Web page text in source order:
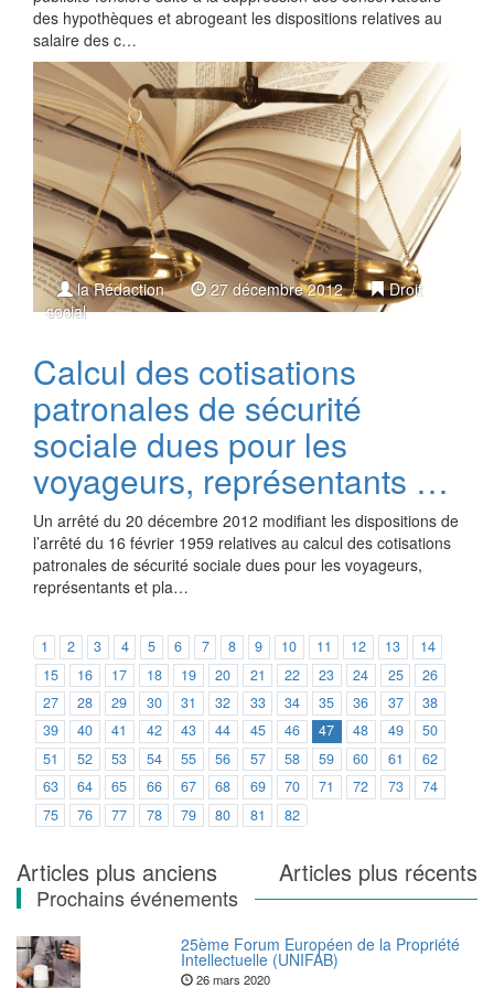
des hypothèques et abrogeant les dispositions relatives au
salaire des c…
la Rédaction 27 décembre 2012
Droit
social
Calcul des cotisations
patronales de sécurité
sociale dues pour les
voyageurs, représentants …
Un arrêté du 20 décembre 2012 modifiant les dispositions de
l’arrêté du 16 février 1959 relatives au calcul des cotisations
patronales de sécurité sociale dues pour les voyageurs,
représentants et pla…
1 2 3 4 5 6 7 8 9 10 11 12 13
14
15
16 17 18 19 20 21 22 23 24 25
26
27
28 29 30 31 32 33 34 35 36 37
38
39
40 41 42 43 44 45 46 47 48 49
50
51
52 53 54 55 56 57 58 59 60 61
62
63
64 65 66 67 68 69 70 71 72 73
74
75
76 77 78 79 80 81 82
Navigation
des
articles
Articles plus anciens Articles plus récents
Prochains événements
25ème Forum Européen de la Propriété
Intellectuelle (UNIFAB)
26 mars 2020